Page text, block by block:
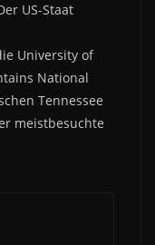
US-Staat
University of
National
Tennessee
meistbesuchte